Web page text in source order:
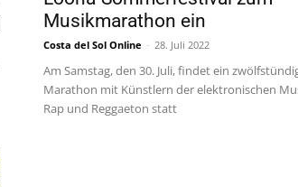
Musikmarathon ein
Costa del Sol Online - 28. Juli 2022
Am Samstag, den 30. Juli, findet ein
Marathon mit Künstlern der elektronischen
Rap und Reggaeton statt